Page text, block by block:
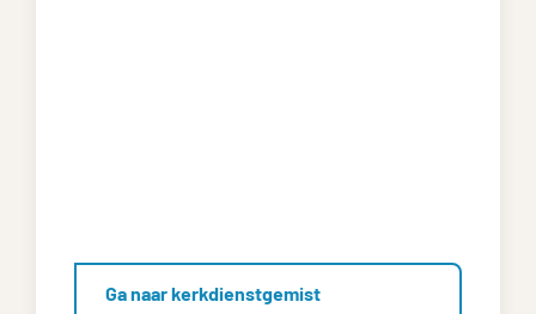
Ga naar kerkdienstgemist